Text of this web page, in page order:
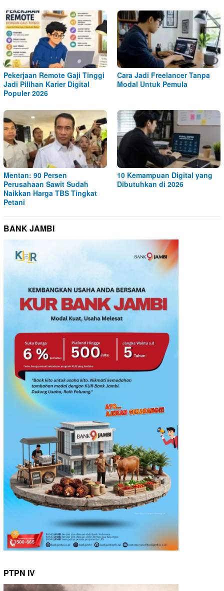
Pekerjaan Remote Gaji Tinggi
Jadi Pilihan Karier Digital
Populer 2026
Cara Jadi Freelancer Tanpa
Modal Untuk Pemula
Mentan: 90 Persen
Perusahaan Sawit Sudah
Naikkan Harga TBS Tingkat
Petani
10 Kemampuan Digital yang
Dibutuhkan di 2026
BANK JAMBI
PTPN IV